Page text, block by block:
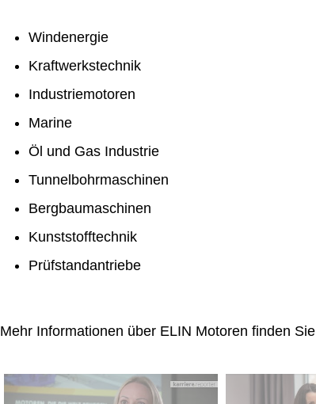
Windenergie
Kraftwerkstechnik
Industriemotoren
Marine
Öl und Gas Industrie
Tunnelbohrmaschinen
Bergbaumaschinen
Kunststofftechnik
Prüfstandantriebe
Mehr Informationen über ELIN Motoren finden Sie